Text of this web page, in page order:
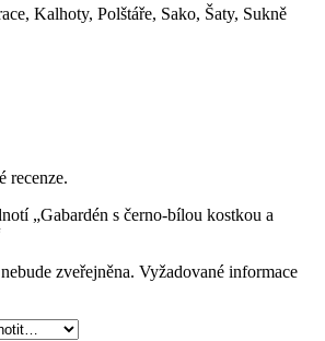
, Kalhoty, Polštáře, Sako, Šaty, Sukně
recenze.
„Gabardén s černo-bílou kostkou a
zveřejněna. Vyžadované informace